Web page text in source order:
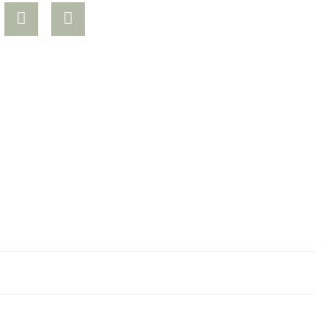
pinterest
mail